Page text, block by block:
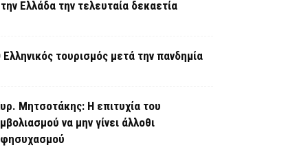
Ελλάδα την τελευταία δεκαετία
Ελληνικός τουρισμός μετά την πανδημία
Μητσοτάκης: Η επιτυχία του
να μην γίνει άλλοθι